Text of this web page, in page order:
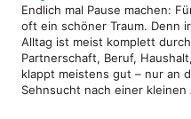
Endlich mal Pause machen:
oft ein schöner Traum. Denn
Alltag ist meist komplett
Partnerschaft, Beruf,
klappt meistens gut – nur an
Sehnsucht nach einer